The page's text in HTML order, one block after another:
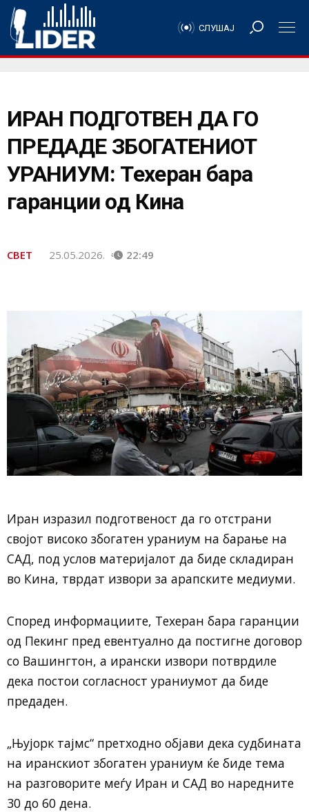
СЛУШАЈ
ИРАН ПОДГОТВЕН ДА ГО
ПРЕДАДЕ ЗБОГАТЕНИОТ
УРАНИУМ: Техеран бара
гаранции од Кина
СВЕТ 25.05.2026. 22:49
Иран изразил подготвеност да го отстрани
својот високо збогатен ураниум на барање на
САД, под услов материјалот да биде складиран
во Кина, тврдат извори за арапските медиуми.
Според информациите, Техеран бара гаранции
од Пекинг пред евентуално да постигне договор
со Вашингтон, а ирански извори потврдиле
дека постои согласност ураниумот да биде
предаден.
„Њујорк тајмс“ претходно објави дека судбината
на иранскиот збогатен ураниум ќе биде тема
на разговорите меѓу Иран и САД во наредните
30 до 60 дена.